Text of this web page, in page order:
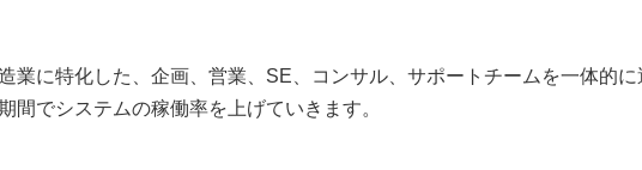
業に特化した、企画、営業、SE、コンサル、サポートチームを一体的に
間でシステムの稼働率を上げていきます。